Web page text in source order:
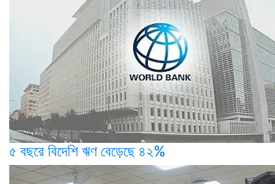
৫ বছরে বিদেশি ঋণ বেড়েছে ৪২%